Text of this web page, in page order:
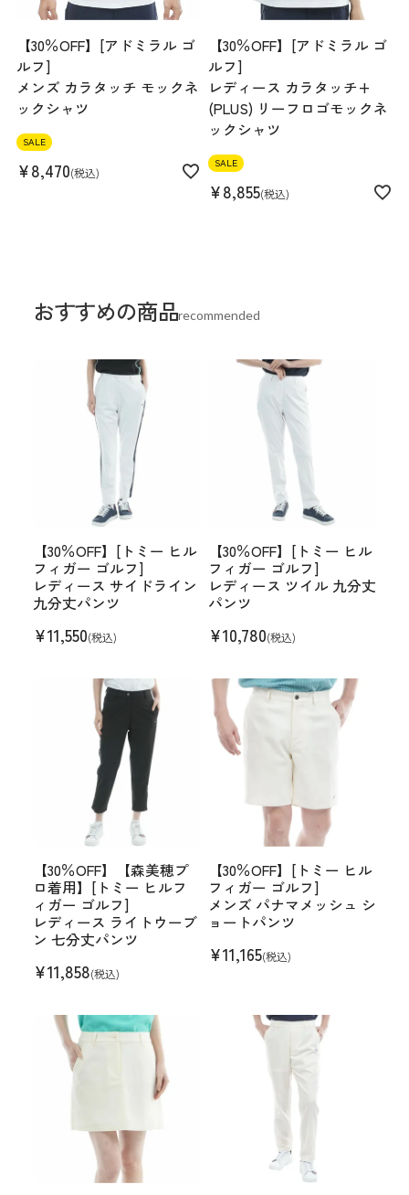
【30％OFF】[アドミラル ゴ
ルフ]
メンズ カラタッチ モックネ
ックシャツ
SALE
¥8,470 税込
【30％OFF】[アドミラル ゴ
ルフ]
レディース カラタッチ+
(PLUS) リーフロゴモックネ
ックシャツ
SALE
¥8,855 税込
おすすめの商品recommended
【30％OFF】[トミー ヒル
フィガー ゴルフ]
レディース サイドライン
九分丈パンツ
¥11,550(税込)
【30％OFF】[トミー ヒル
フィガー ゴルフ]
レディース ツイル 九分丈
パンツ
¥10,780(税込)
【30％OFF】【森美穂プ
ロ着用】[トミー ヒルフ
ィガー ゴルフ]
レディース ライトウーブ
ン 七分丈パンツ
¥11,858(税込)
【30％OFF】[トミー ヒル
フィガー ゴルフ]
メンズ パナマメッシュ シ
ョートパンツ
¥11,165(税込)